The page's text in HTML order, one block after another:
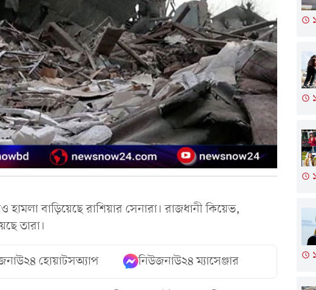
হামলা বাড়িয়েছে রাশিয়ার সেনারা। রাজধানী কিয়েভ,
তারা।
হোয়াটসঅ্যাপ নিউজনাউ২৪ ম্যাসেঞ্জার